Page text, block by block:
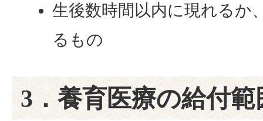
生後数時間以内に現れるか
るもの
3．養育医療の給付範